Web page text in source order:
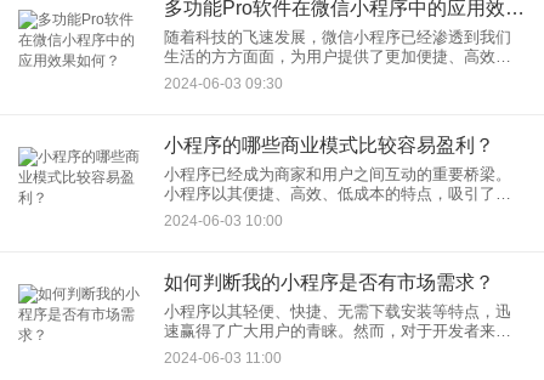
多功能Pro软件在微信小程序中的应用效果如何？
随着科技的飞速发展，微信小程序已经渗透到我们
生活的方方面面，为用户提供了更加便捷、高效的
服务体验。而多功能Pro软件作为一款集成了众多实
用功能的综合性工具，其在微信小程序中的应用效
2024-06-03 09:30
小程序的哪些商业模式比较容易盈利？
小程序已经成为商家和用户之间互动的重要桥梁。
小程序以其便捷、高效、低成本的特点，吸引了越
来越多的企业和个人开发者。那么，小程序的哪些
商业模式比较容易盈利呢？本文将结合市场现状，
2024-06-03 10:00
如何判断我的小程序是否有市场需求？
小程序以其轻便、快捷、无需下载安装等特点，迅
速赢得了广大用户的青睐。然而，对于开发者来
说，如何判断自己的小程序是否具有市场需求，却
是一个需要深入思考的问题。开发者提供一些实用
2024-06-03 11:00